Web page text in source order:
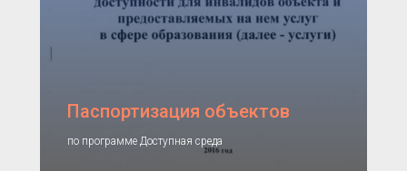
Паспортизация объектов
по программе Доступная среда